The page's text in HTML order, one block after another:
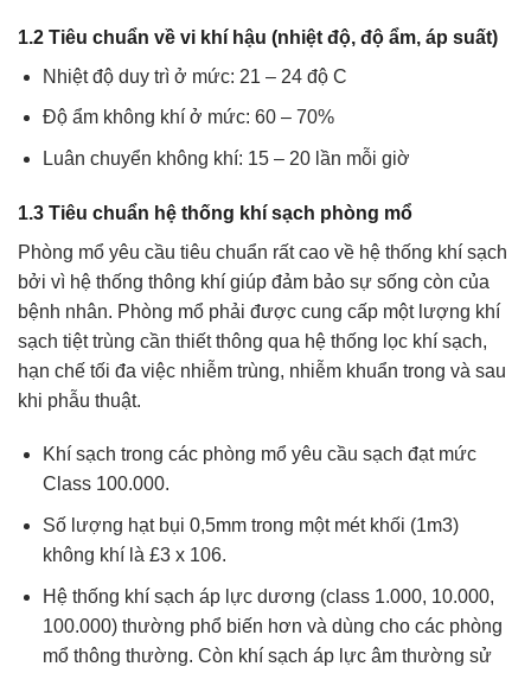
1.2 Tiêu chuẩn về vi khí hậu (nhiệt độ, độ ẩm, áp suất)
Nhiệt độ duy trì ở mức: 21 – 24 độ C
Độ ẩm không khí ở mức: 60 – 70%
Luân chuyển không khí: 15 – 20 lần mỗi giờ
1.3 Tiêu chuẩn hệ thống khí sạch phòng mổ
Phòng mổ yêu cầu tiêu chuẩn rất cao về hệ thống khí sạch
bởi vì hệ thống thông khí giúp đảm bảo sự sống còn của
bệnh nhân. Phòng mổ phải được cung cấp một lượng khí
sạch tiệt trùng cần thiết thông qua hệ thống lọc khí sạch,
hạn chế tối đa việc nhiễm trùng, nhiễm khuẩn trong và sau
khi phẫu thuật.
Khí sạch trong các phòng mổ yêu cầu sạch đạt mức
Class 100.000.
Số lượng hạt bụi 0,5mm trong một mét khối (1m3)
không khí là £3 x 106.
Hệ thống khí sạch áp lực dương (class 1.000, 10.000,
100.000) thường phổ biến hơn và dùng cho các phòng
mổ thông thường. Còn khí sạch áp lực âm thường sử